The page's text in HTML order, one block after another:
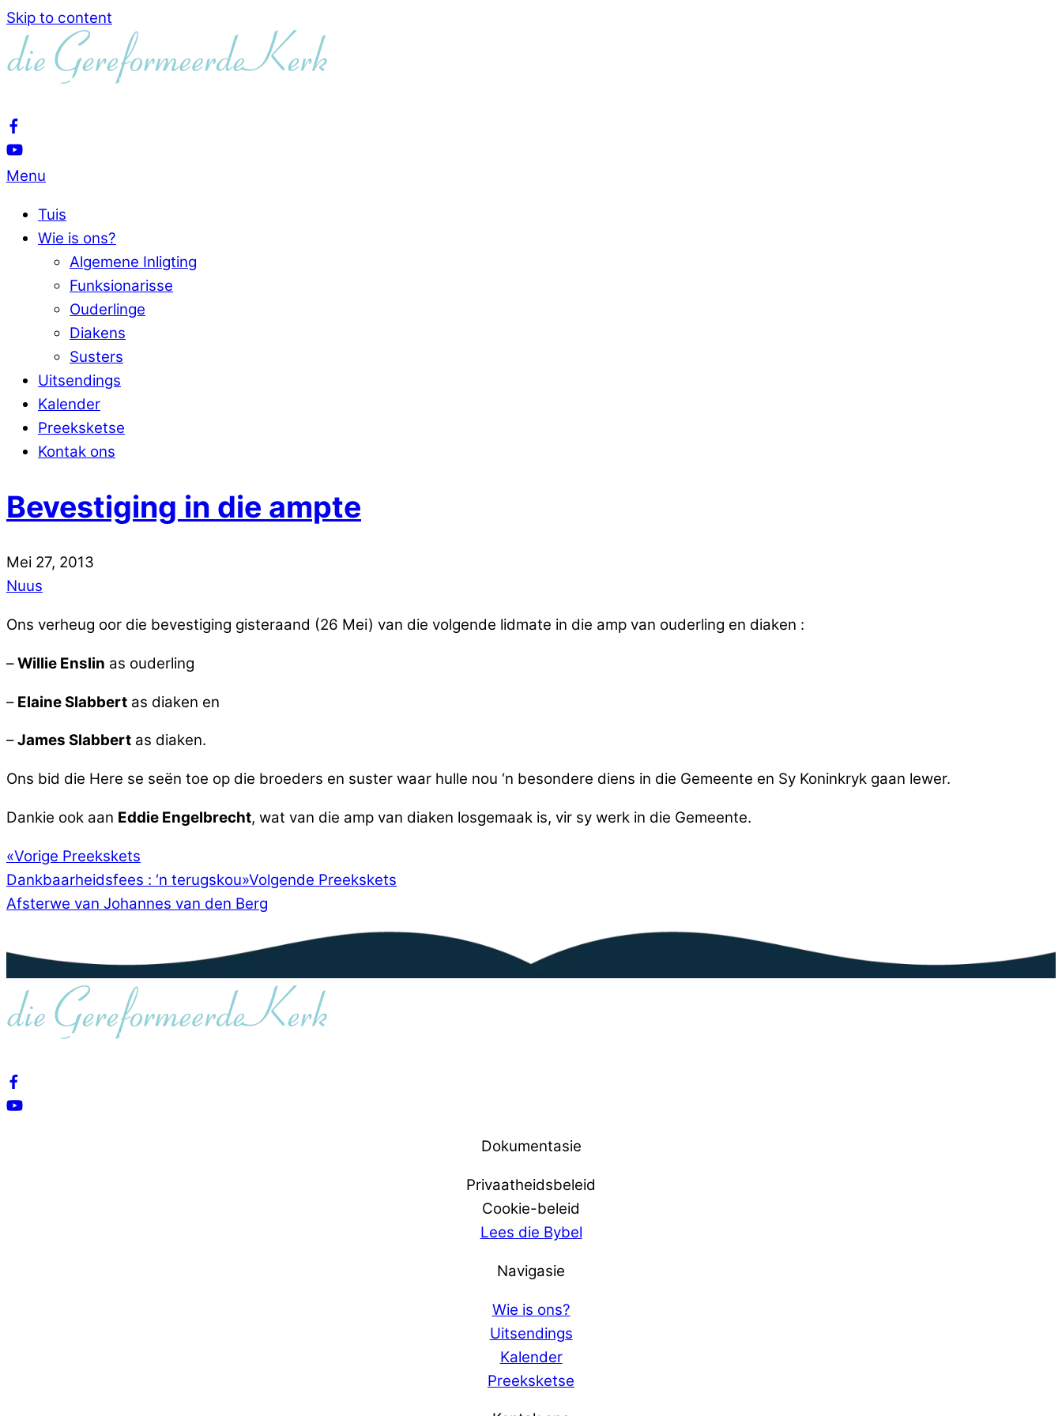
Skip to content
Menu
Tuis
Wie is ons?
Algemene Inligting
Funksionarisse
Ouderlinge
Diakens
Susters
Uitsendings
Kalender
Preeksketse
Kontak ons
Bevestiging in die ampte
Mei 27, 2013
Nuus
Ons verheug oor die bevestiging gisteraand (26 Mei) van die volgende lidmate in die amp van ouderling en diaken :
–Willie Enslin as ouderling
– Elaine Slabbert as diaken en
–James Slabbert as diaken.
Ons bid die Here se seën toe op die broeders en suster waar hulle nou ‘n besondere diens in die Gemeente en Sy Koninkryk gaan lewer.
Dankie ook aan Eddie Engelbrecht, wat van die amp van diaken losgemaak is, vir sy werk in die Gemeente.
«Vorige Preekskets
Dankbaarheidsfees : ‘n terugskou»Volgende Preekskets
Afsterwe van Johannes van den Berg
Dokumentasie
Privaatheidsbeleid
Cookie-beleid
Lees die Bybel
Navigasie
Wie is ons?
Uitsendings
Kalender
Preeksketse